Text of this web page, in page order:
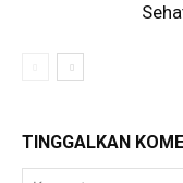
TINGGALKAN